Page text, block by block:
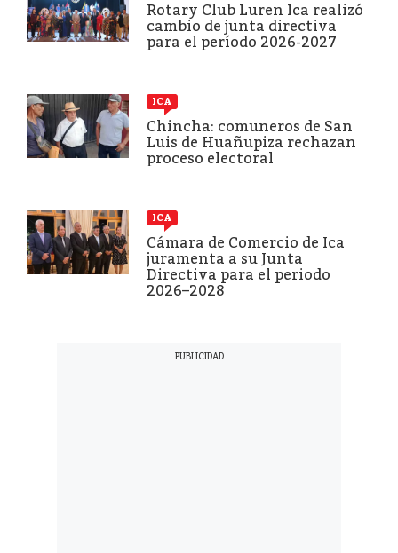
Rotary Club Luren Ica realizó
cambio de junta directiva
para el período 2026-2027
ICA
Chincha: comuneros de San
Luis de Huañupiza rechazan
proceso electoral
ICA
Cámara de Comercio de Ica
juramenta a su Junta
Directiva para el periodo
2026–2028